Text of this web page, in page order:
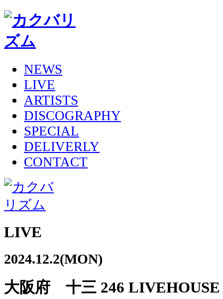
NEWS
LIVE
ARTISTS
DISCOGRAPHY
SPECIAL
DELIVERLY
CONTACT
LIVE
2024.12.2(MON)
大阪府 十三 246 LIVEHOUSE